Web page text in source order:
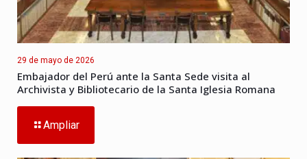
29 de mayo de 2026
Embajador del Perú ante la Santa Sede visita al
Archivista y Bibliotecario de la Santa Iglesia Romana
Ampliar